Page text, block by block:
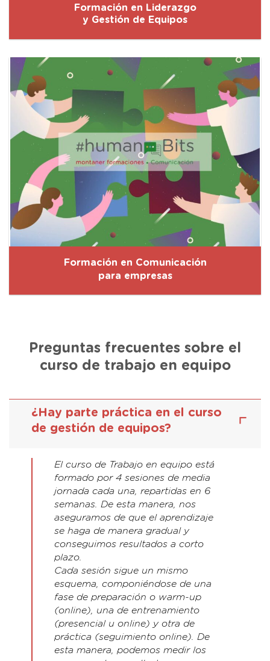
Formación en Liderazgo
y Gestión de Equipos
Formación en Comunicación
para empresas
Preguntas frecuentes sobre el
curso de trabajo en equipo
¿Hay parte práctica en el curso
de gestión de equipos?
El curso de Trabajo en equipo está
formado por 4 sesiones de media
jornada cada una, repartidas en 6
semanas. De esta manera, nos
aseguramos de que el aprendizaje
se haga de manera gradual y
conseguimos resultados a corto
plazo.
Cada sesión sigue un mismo
esquema, componiéndose de una
fase de preparación o warm-up
(online), una de entrenamiento
(presencial u online) y otra de
práctica (seguimiento online). De
esta manera, podemos medir los